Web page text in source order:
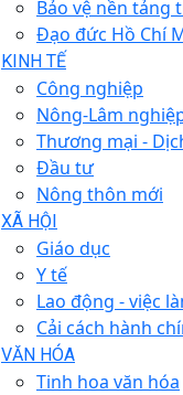
Bảo vệ nền tảng
Đạo đức Hồ Chí
KINH TẾ
Công nghiệp
Nông-Lâm
Thương mại -
Đầu tư
Nông thôn mới
XÃ HỘI
Giáo dục
Y tế
Lao động - việc
Cải cách hành
VĂN HÓA
Tinh hoa văn hóa